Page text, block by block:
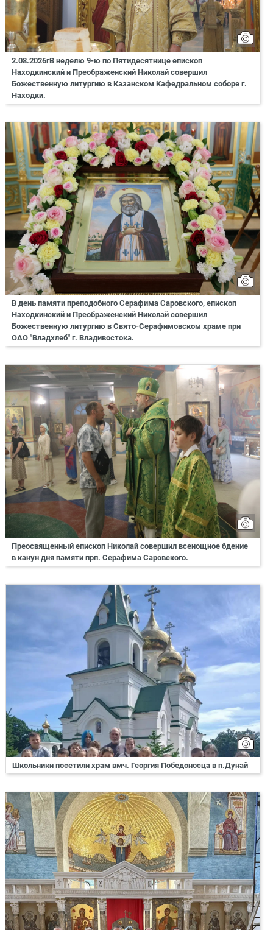
2.08.2026гВ неделю 9-ю по Пятидесятнице епископ
Находкинский и Преображенский Николай совершил
Божественную литургию в Казанском Кафедральном соборе г.
Находки.
В день памяти преподобного Серафима Саровского, епископ
Находкинский и Преображенский Николай совершил
Божественную литургию в Свято-Серафимовском храме при
ОАО "Владхлеб" г. Владивостока.
Преосвященный епископ Николай совершил всенощное бдение
в канун дня памяти прп. Серафима Саровского.
Школьники посетили храм вмч. Георгия Победоносца в п.Дунай